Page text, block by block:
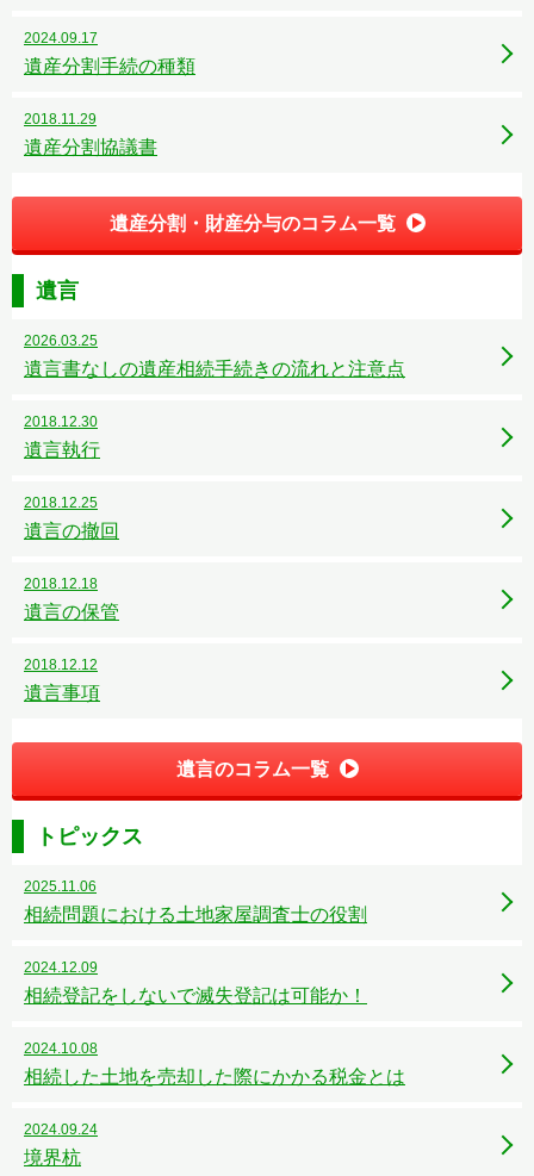
2024.09.17
遺産分割手続の種類
2018.11.29
遺産分割協議書
遺産分割・財産分与のコラム一覧
遺言
2026.03.25
遺言書なしの遺産相続手続きの流れと注意点
2018.12.30
遺言執行
2018.12.25
遺言の撤回
2018.12.18
遺言の保管
2018.12.12
遺言事項
遺言のコラム一覧
トピックス
2025.11.06
相続問題における土地家屋調査士の役割
2024.12.09
相続登記をしないで滅失登記は可能か！
2024.10.08
相続した土地を売却した際にかかる税金とは
2024.09.24
境界杭